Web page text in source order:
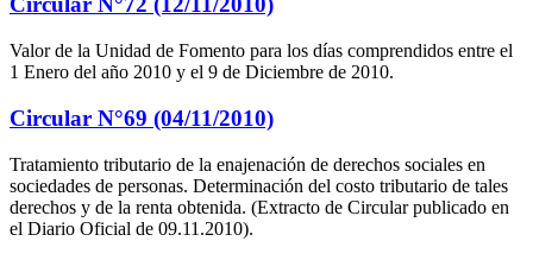
Valor de la Unidad de Fomento para los días comprendidos entre el
1 Enero del año 2010 y el 9 de Diciembre de 2010.
Circular N°69 (04/11/2010)
Tratamiento tributario de la enajenación de derechos sociales en
sociedades de personas. Determinación del costo tributario de tales
derechos y de la renta obtenida. (Extracto de Circular publicado en
el Diario Oficial de 09.11.2010).